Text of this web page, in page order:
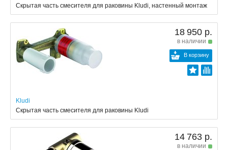
Скрытая часть смесителя для раковины Kludi, настенный монтаж
18 950 р.
в наличии
В корзину
Kludi
Скрытая часть смесителя для раковины Kludi
14 763 р.
в наличии